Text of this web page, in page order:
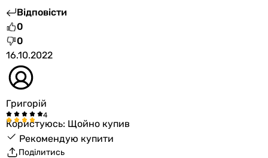
Відповісти
0
0
16.10.2022
Григорій
Користуюсь: Щойно купив
Рекомендую купити
Поділитись